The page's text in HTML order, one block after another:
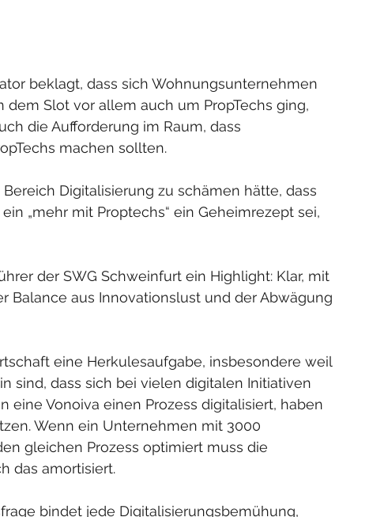
beklagt, dass sich Wohnungsunternehmen
Slot vor allem auch um PropTechs ging,
die Aufforderung im Raum, dass
machen sollten.
Digitalisierung zu schämen hätte, dass
„mehr mit Proptechs“ ein Geheimrezept sei,
der SWG Schweinfurt ein Highlight: Klar, mit
Balance aus Innovationslust und der Abwägung
eine Herkulesaufgabe, insbesondere weil
sind, dass sich bei vielen digitalen Initiativen
eine Vonoiva einen Prozess digitalisiert, haben
Wenn ein Unternehmen mit 3000
gleichen Prozess optimiert muss die
das amortisiert.
bindet jede Digitalisierungsbemühung,